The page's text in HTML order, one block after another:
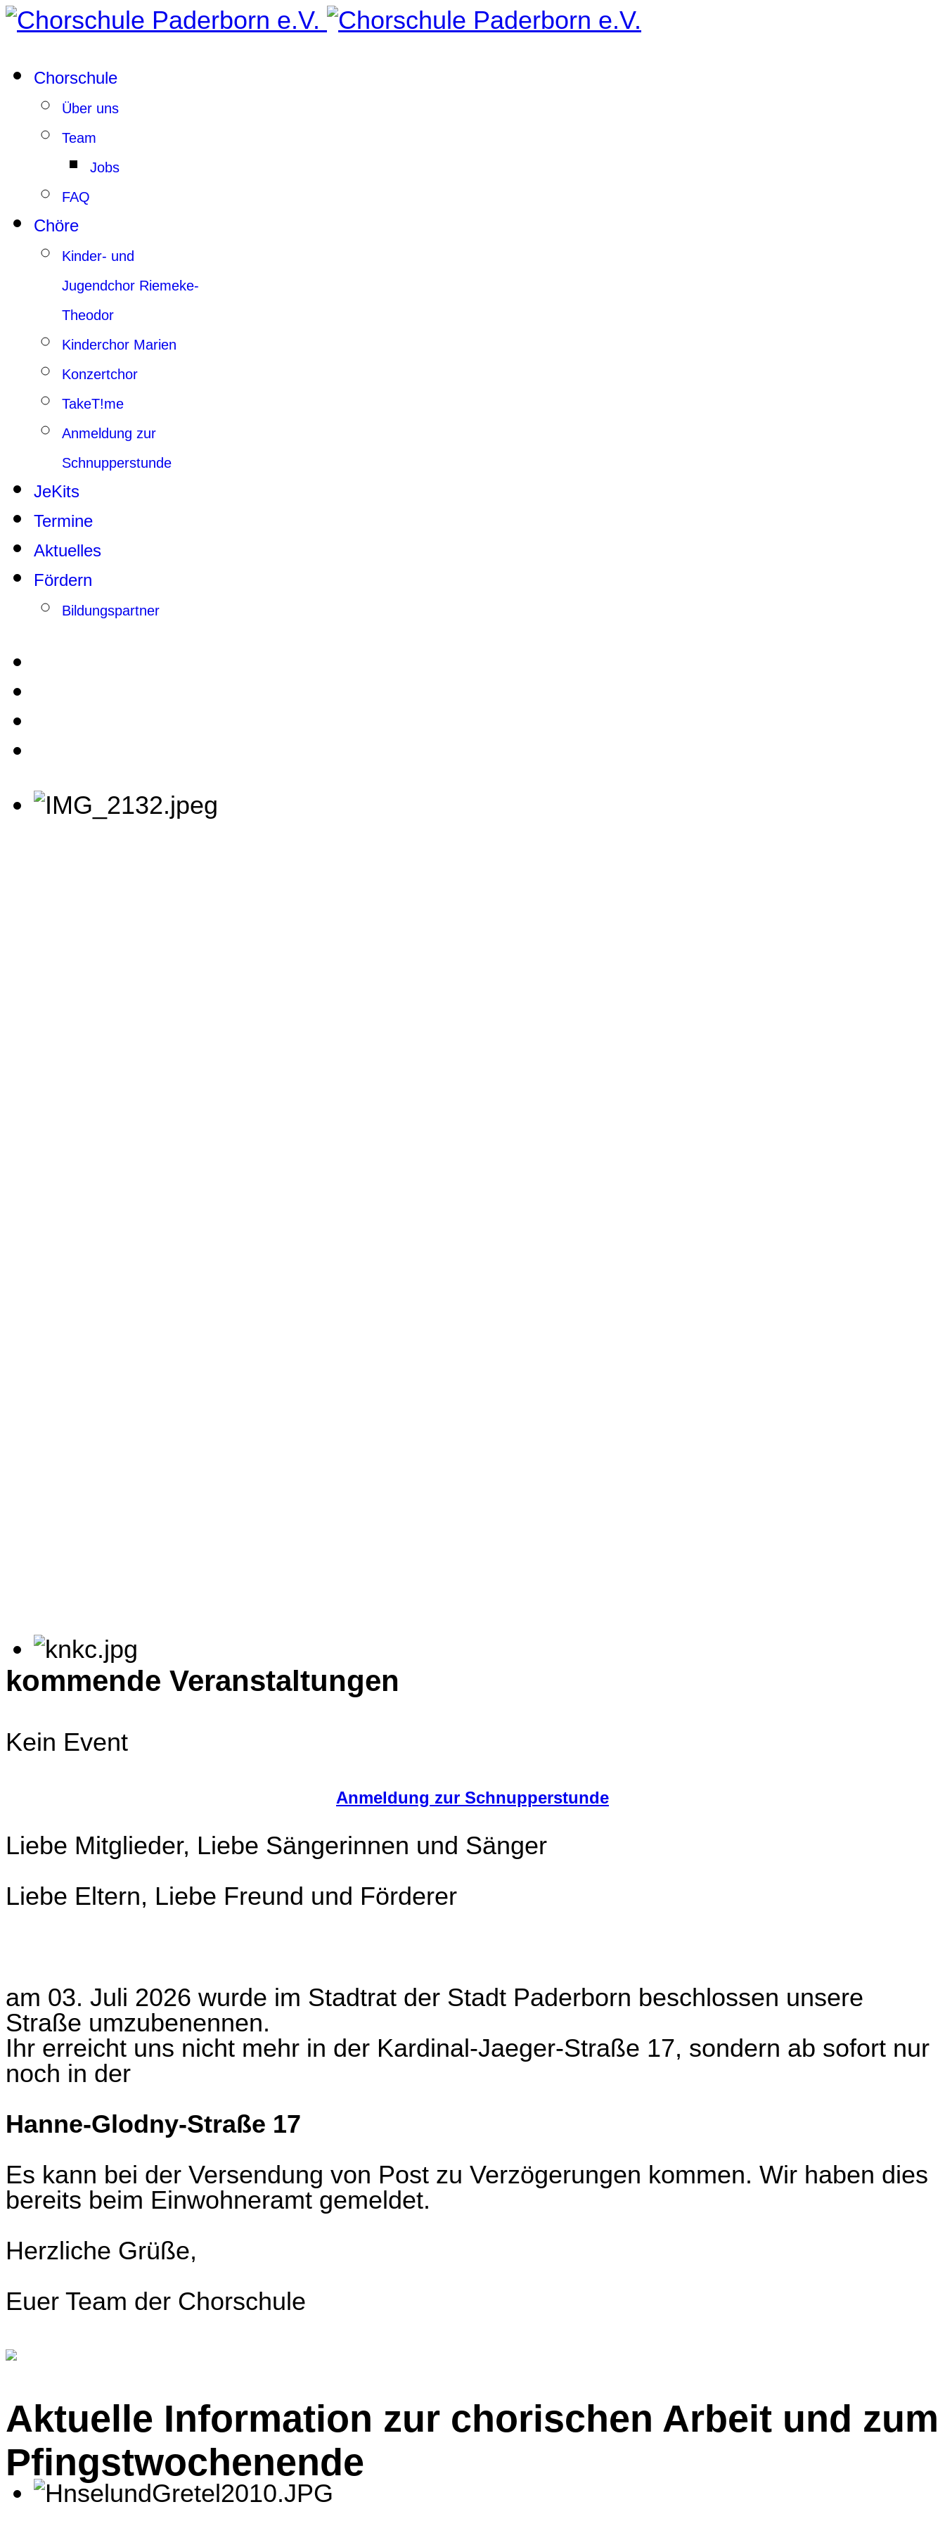
Chorschule
Über uns
Team
Jobs
FAQ
Chöre
Kinder- und
Jugendchor Riemeke-
Theodor
Kinderchor Marien
Konzertchor
TakeT!me
Anmeldung zur
Schnupperstunde
JeKits
Termine
Aktuelles
Fördern
Bildungspartner
kommende Veranstaltungen
Kein Event
Anmeldung zur Schnupperstunde
Liebe Mitglieder, Liebe Sängerinnen und Sänger
Liebe Eltern, Liebe Freund und Förderer
am 03. Juli 2026 wurde im Stadtrat der Stadt Paderborn beschlossen unsere
Straße umzubenennen.
Ihr erreicht uns nicht mehr in der Kardinal-Jaeger-Straße 17, sondern ab sofort nur
noch in der
Hanne-Glodny-Straße 17
Es kann bei der Versendung von Post zu Verzögerungen kommen. Wir haben dies
bereits beim Einwohneramt gemeldet.
Herzliche Grüße,
Euer Team der Chorschule
Aktuelle Information zur chorischen Arbeit und zum
Pfingstwochenende